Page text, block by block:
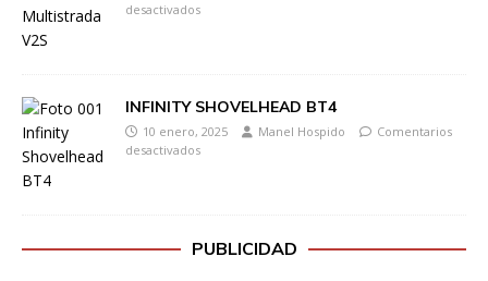
desactivados
INFINITY SHOVELHEAD BT4
10 enero, 2025 Manel Hospido
Comentarios
desactivados
PUBLICIDAD